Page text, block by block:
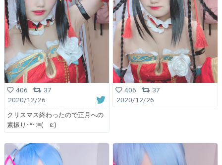
406
37
2020/12/26
クリスマス終わったので正月への
素振り･*･:≡( ε:)
406
37
2020/12/26